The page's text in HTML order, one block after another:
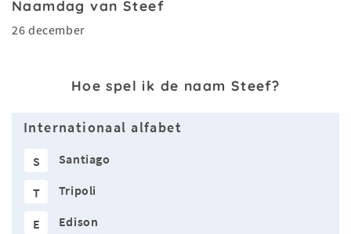
Naamdag van Steef
26 december
Hoe spel ik de naam Steef?
Internationaal alfabet
S Santiago
T Tripoli
E Edison